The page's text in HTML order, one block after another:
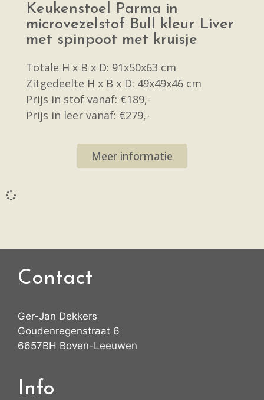
Keukenstoel Parma in
microvezelstof Bull kleur Liver
met spinpoot met kruisje
Totale H x B x D: 91x50x63 cm
Zitgedeelte H x B x D: 49x49x46 cm
Prijs in stof vanaf: €189,-
Prijs in leer vanaf: €279,-
Meer informatie
Contact
Ger-Jan Dekkers
Goudenregenstraat 6
6657BH Boven-Leeuwen
Info